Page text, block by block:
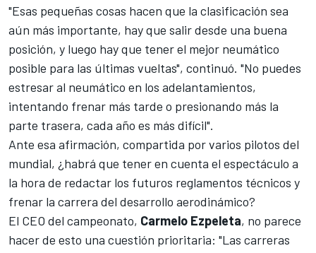
"Esas pequeñas cosas hacen que la clasificación sea
aún más importante, hay que salir desde una buena
posición, y luego hay que tener el mejor neumático
posible para las últimas vueltas", continuó. "No puedes
estresar al neumático en los adelantamientos,
intentando frenar más tarde o presionando más la
parte trasera, cada año es más difícil".
Ante esa afirmación, compartida por varios pilotos del
mundial, ¿habrá que tener en cuenta el espectáculo a
la hora de redactar los futuros reglamentos técnicos y
frenar la carrera del desarrollo aerodinámico?
El CEO del campeonato, Carmelo Ezpeleta, no parece
hacer de esto una cuestión prioritaria: "Las carreras